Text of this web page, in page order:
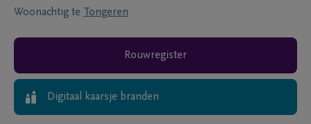
Woonachtig te Tongeren
Rouwregister
Digitaal kaarsje branden